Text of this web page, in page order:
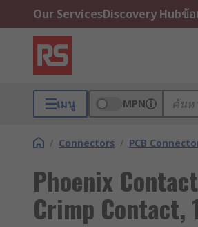
Our ServicesDiscovery Hubข้
เมนู MPN
/ Connectors / PCB
Phoenix
Crimp Contact,